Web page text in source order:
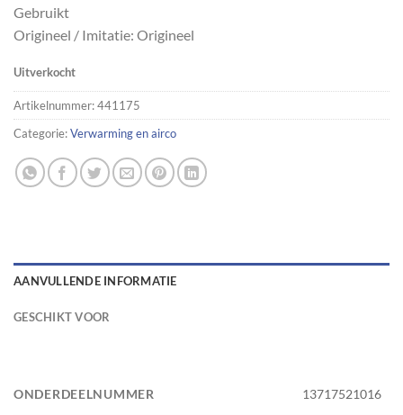
Gebruikt
Origineel / Imitatie: Origineel
Uitverkocht
Artikelnummer:441175
Categorie:Verwarming en airco
AANVULLENDE INFORMATIE
GESCHIKT VOOR
ONDERDEELNUMMER 13717521016